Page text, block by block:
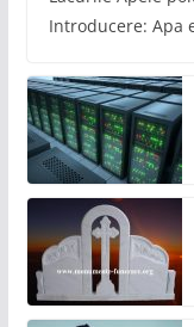
Introducere: Apa